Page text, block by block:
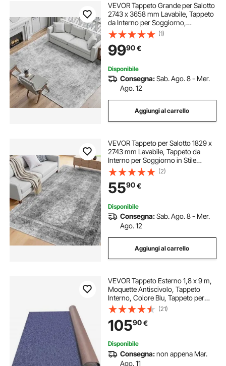
VEVOR Tappeto Grande per Salotto
2743 x 3658 mm Lavabile, Tappeto
da Interno per Soggiorno,
Antiscivolo e Antistrappo, per
Animali Domestici e Bambini, per
Camera da Letto, Cameretta,
Ufficio, Grigio
(1)
9990€
Disponibile
Consegna:Sab. Ago. 8 - Mer.
Ago. 12
Aggiungi al carrello
VEVOR Tappeto per Salotto 1829 x
2743 mm Lavabile, Tappeto da
Interno per Soggiorno in Stile
Bohémien, Antiscivolo e
Antistrappo, per Animali Domestici
e Bambini, Camera da Letto,
Soggiorno, Grigio
(2)
5590€
Disponibile
Consegna:Sab. Ago. 8 - Mer.
Ago. 12
Aggiungi al carrello
VEVOR Tappeto Esterno 1,8 x 9 m,
Moquette Antiscivolo, Tappeto
Interno, Colore Blu, Tappeto per
Interno e Esterno, Materiale Fibra di
Poliestere + TPR, Facile da Taglio e
Pulire
(21)
10590€
Disponibile
Consegna:non appena Mar.
Ago. 11